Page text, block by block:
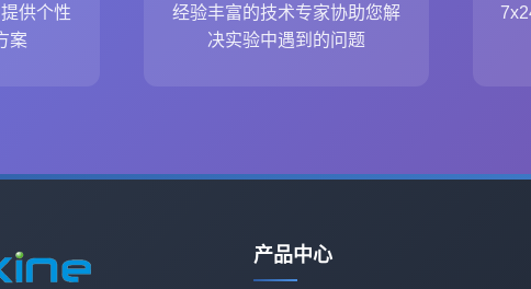
供个性
案
经验丰富的技术专家协助您解
决实验中遇到的问题
产品中心